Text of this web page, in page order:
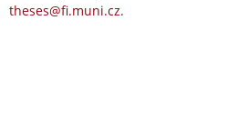
theses@fi.muni.cz.